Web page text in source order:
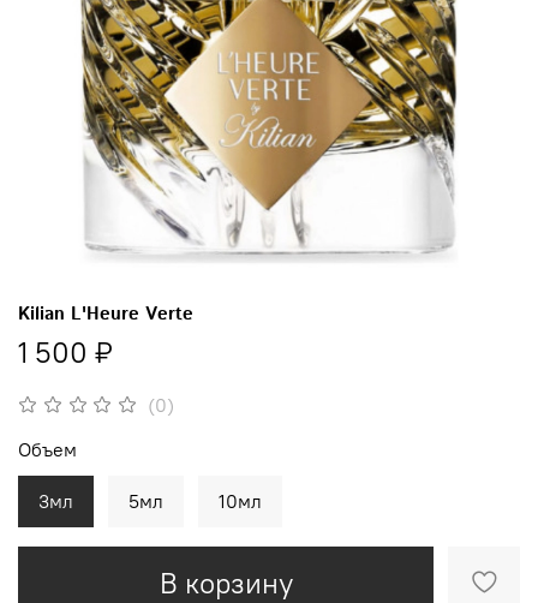
(0)
Kilian L'Heure Verte
1 500 ₽
В корзину
Объем
3мл 5мл 10мл